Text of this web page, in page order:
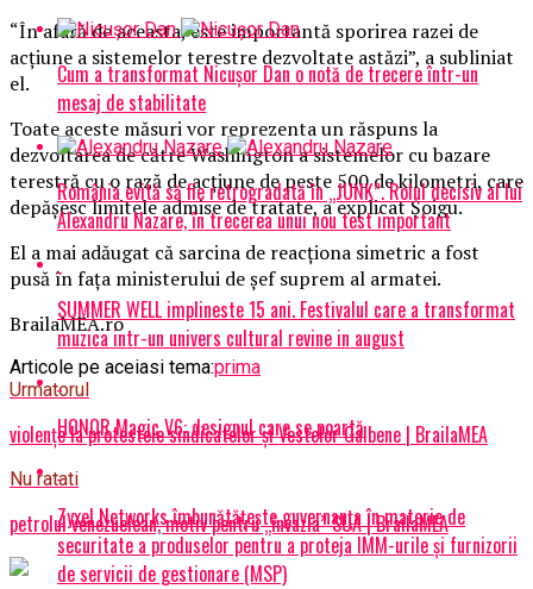
“În afară de aceasta, este importantă sporirea razei de
acțiune a sistemelor terestre dezvoltate astăzi”, a subliniat
el.
Toate aceste măsuri vor reprezenta un răspuns la
dezvoltarea de către Washington a sistemelor cu bazare
terestră cu o rază de acțiune de peste 500 de kilometri, care
depășesc limitele admise de tratate, a explicat Șoigu.
El a mai adăugat că sarcina de reacționa simetric a fost
pusă în fața ministerului de șef suprem al armatei.
BrailaMEA.ro
Articole pe aceiasi tema:prima
Urmatorul
violențe la protestele sindicatelor și Vestelor Galbene | BrailaMEA
Nu ratati
petrolul venezuelean, motiv pentru „invazia” SUA | BrailaMEA
Cum a transformat Nicușor Dan o notă de trecere într-un
mesaj de stabilitate
România evită să fie retrogradată în „JUNK”. Rolul decisiv al lui
Alexandru Nazare, în trecerea unui nou test important
SUMMER WELL implineste 15 ani. Festivalul care a transformat
muzica intr-un univers cultural revine in august
HONOR Magic V6: designul care se poartă
Zyxel Networks îmbunătățește guvernanța în materie de
securitate a produselor pentru a proteja IMM-urile și furnizorii
de servicii de gestionare (MSP)